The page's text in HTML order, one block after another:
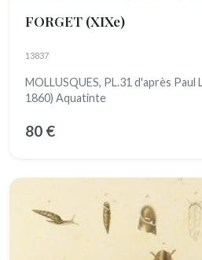
FORGET (XIXe)
13837
MOLLUSQUES, PL.31 d'après
1860) Aquatinte
80 €